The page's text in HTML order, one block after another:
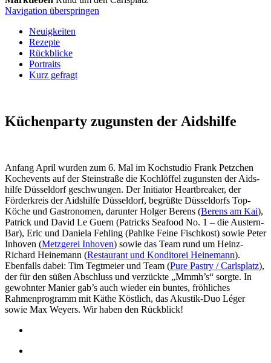
Navigation überspringen
Neuigkeiten
Rezepte
Rückblicke
Portraits
Kurz gefragt
Küchenparty zugunsten der Aidshilfe
Anfang April wurden zum 6. Mal im Koch­studio Frank Petzchen
Koch­events auf der Steinstraße die Koch­löffel zugunsten der Aids­
hilfe Düsseldorf geschwungen. Der Initiator Heart­breaker, der
Förder­kreis der Aids­hilfe Düsseldorf, begrüßte Düsseldorfs Top-
Köche und Gastro­nomen, darunter Holger Berens (Berens am Kai),
Patrick und David Le Guern (Patricks Seafood No. 1 – die Austern-
Bar), Eric und Daniela Fehling (Pahlke Feine Fischkost) sowie Peter
Inhoven (Metzgerei Inhoven) sowie das Team rund um Heinz-
Richard Heine­mann (Restaurant und Konditorei Heinemann).
Ebenfalls dabei: Tim Tegtmeier und Team (Pure Pastry / Carlsplatz),
der für den süßen Abschluss und verzückte „Mmmh’s“ sorgte. In
gewohnter Manier gab’s auch wieder ein buntes, fröhliches
Rahmen­programm mit Käthe Köstlich, das Akustik-Duo Léger
sowie Max Weyers. Wir haben den Rückblick!